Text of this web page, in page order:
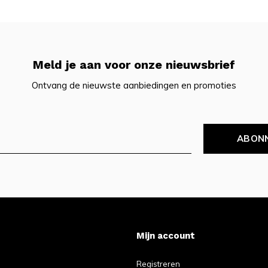
Meld je aan voor onze nieuwsbrief
Ontvang de nieuwste aanbiedingen en promoties
Mijn account
Registreren